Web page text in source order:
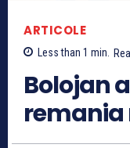
ARTICOLE
Less than 1 min.
Bolojan